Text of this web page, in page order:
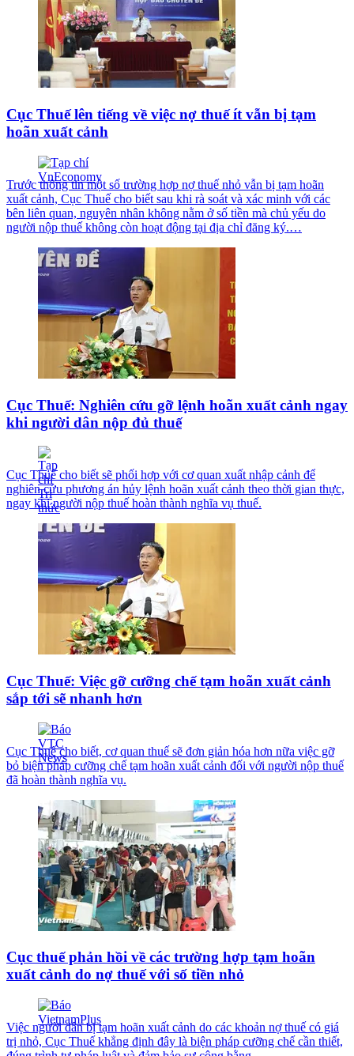
Cục Thuế lên tiếng về việc nợ thuế ít vẫn bị tạm
hoãn xuất cảnh
Trước thông tin một số trường hợp nợ thuế nhỏ vẫn bị tạm hoãn
xuất cảnh, Cục Thuế cho biết sau khi rà soát và xác minh với các
bên liên quan, nguyên nhân không nằm ở số tiền mà chủ yếu do
người nộp thuế không còn hoạt động tại địa chỉ đăng ký.…
Cục Thuế: Nghiên cứu gỡ lệnh hoãn xuất cảnh ngay
khi người dân nộp đủ thuế
Cục Thuế cho biết sẽ phối hợp với cơ quan xuất nhập cảnh để
nghiên cứu phương án hủy lệnh hoãn xuất cảnh theo thời gian thực,
ngay khi người nộp thuế hoàn thành nghĩa vụ thuế.
Cục Thuế: Việc gỡ cưỡng chế tạm hoãn xuất cảnh
sắp tới sẽ nhanh hơn
Cục Thuế cho biết, cơ quan thuế sẽ đơn giản hóa hơn nữa việc gỡ
bỏ biện pháp cưỡng chế tạm hoãn xuất cảnh đối với người nộp thuế
đã hoàn thành nghĩa vụ.
Cục thuế phản hồi về các trường hợp tạm hoãn
xuất cảnh do nợ thuế với số tiền nhỏ
Việc người dân bị tạm hoãn xuất cảnh do các khoản nợ thuế có giá
trị nhỏ, Cục Thuế khẳng định đây là biện pháp cưỡng chế cần thiết,